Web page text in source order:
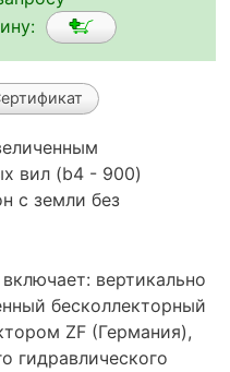
вил (b4 - 900)
с земли без
вертикально
бесколлекторный
ZF (Германия),
гидравлического